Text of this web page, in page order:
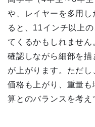
や、レイヤーを多用
ると、11インチ以上
てくるかもしれませ
確認しながら細部を
が上がります。ただ
価格も上がり、重量
算とのバランスを考え